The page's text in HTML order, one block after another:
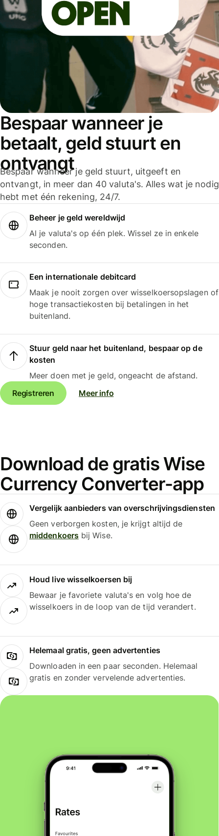
Bespaar wanneer je
betaalt, geld stuurt en
ontvangt
Bespaar wanneer je geld stuurt, uitgeeft en
ontvangt, in meer dan 40 valuta's. Alles wat je nodig
hebt met één rekening, 24/7.
Beheer je geld wereldwijd
Al je valuta's op één plek. Wissel ze in enkele
seconden.
Een internationale debitcard
Maak je nooit zorgen over wisselkoersopslagen of
hoge transactiekosten bij betalingen in het
buitenland.
Stuur geld naar het buitenland, bespaar op de
kosten
Meer doen met je geld, ongeacht de afstand.
Registreren
Meer info
Download de gratis Wise
Currency Converter-app
Vergelijk aanbieders van overschrijvingsdiensten
Geen verborgen kosten, je krijgt altijd de
middenkoersbij Wise.
Houd live wisselkoersen bij
Bewaar je favoriete valuta's en volg hoe de
wisselkoers in de loop van de tijd verandert.
Helemaal gratis, geen advertenties
Downloaden in een paar seconden. Helemaal
gratis en zonder vervelende advertenties.